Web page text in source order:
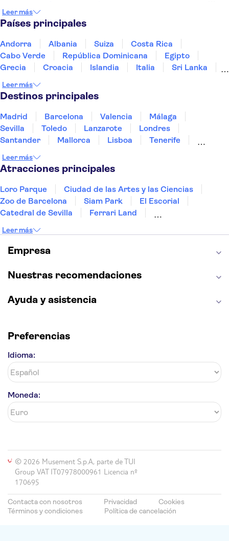
Bryce Canyon City
Leer más
Países principales
Andorra Albania Suiza
Costa Rica
Cabo Verde
República Dominicana
Egipto
Grecia
Croacia Islandia Italia
Sri Lanka
Portugal
Tailandia
Leer más
Destinos principales
Madrid Barcelona Valencia
Málaga
Sevilla
Toledo Lanzarote
Londres
Santander
Mallorca Lisboa
Tenerife
Bilbao
Menorca Granada
Leer más
Atracciones principales
Loro Parque
Ciudad de las Artes y las Ciencias
Zoo de Barcelona
Siam Park
El Escorial
Catedral de Sevilla
Ferrari Land
Montserrat
Museo del Louvre
La Sagrada Familia
Alhambra
La Giralda
Medina Azahara
Leer más
Empresa
Nuestras recomendaciones
Ayuda y asistencia
Preferencias
Idioma:
Moneda:
© 2026 Musement S.p.A, parte de TUI
Group VAT IT07978000961 Licencia nº
170695
Contacta con nosotros Privacidad
Cookies
Términos y condiciones
Política de cancelación